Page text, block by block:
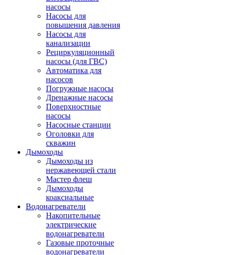
насосы
Насосы для
повышения давления
Насосы для
канализации
Рециркуляционный
насосы (для ГВС)
Автоматика для
насосов
Погружные насосы
Дренажные насосы
Поверхностные
насосы
Насосные станции
Оголовки для
скважин
Дымоходы
Дымоходы из
нержавеющей стали
Мастер флеш
Дымоходы
коаксиальные
Водонагреватели
Накопительные
электрические
водонагреватели
Газовые проточные
водонагреватели